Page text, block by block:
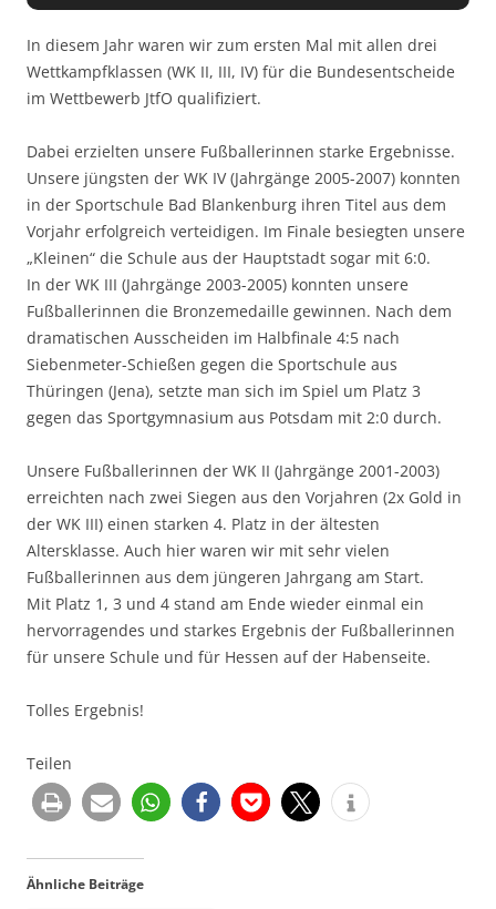
In diesem Jahr waren wir zum ersten Mal mit allen drei
Wettkampfklassen (WK II, III, IV) für die Bundesentscheide
im Wettbewerb JtfO qualifiziert.
Dabei erzielten unsere Fußballerinnen starke Ergebnisse.
Unsere jüngsten der WK IV (Jahrgänge 2005-2007) konnten
in der Sportschule Bad Blankenburg ihren Titel aus dem
Vorjahr erfolgreich verteidigen. Im Finale besiegten unsere
„Kleinen“ die Schule aus der Hauptstadt sogar mit 6:0.
In der WK III (Jahrgänge 2003-2005) konnten unsere
Fußballerinnen die Bronzemedaille gewinnen. Nach dem
dramatischen Ausscheiden im Halbfinale 4:5 nach
Siebenmeter-Schießen gegen die Sportschule aus
Thüringen (Jena), setzte man sich im Spiel um Platz 3
gegen das Sportgymnasium aus Potsdam mit 2:0 durch.
Unsere Fußballerinnen der WK II (Jahrgänge 2001-2003)
erreichten nach zwei Siegen aus den Vorjahren (2x Gold in
der WK III) einen starken 4. Platz in der ältesten
Altersklasse. Auch hier waren wir mit sehr vielen
Fußballerinnen aus dem jüngeren Jahrgang am Start.
Mit Platz 1, 3 und 4 stand am Ende wieder einmal ein
hervorragendes und starkes Ergebnis der Fußballerinnen
für unsere Schule und für Hessen auf der Habenseite.
Tolles Ergebnis!
Teilen
Ähnliche Beiträge